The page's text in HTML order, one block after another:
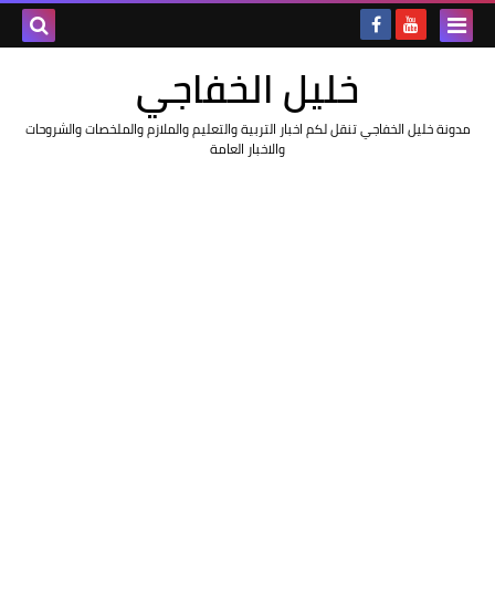
خليل الخفاجي
مدونة خليل الخفاجي تنقل لكم اخبار التربية والتعليم والملازم والملخصات والشروحات
والاخبار العامة